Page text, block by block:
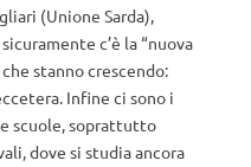
(Unione Sarda),
c’è la “nuova
stanno crescendo:
Infine ci sono i
scuole, soprattutto
dove si studia ancora